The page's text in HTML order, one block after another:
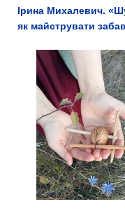
Ірина Михалевич.
як майструвати